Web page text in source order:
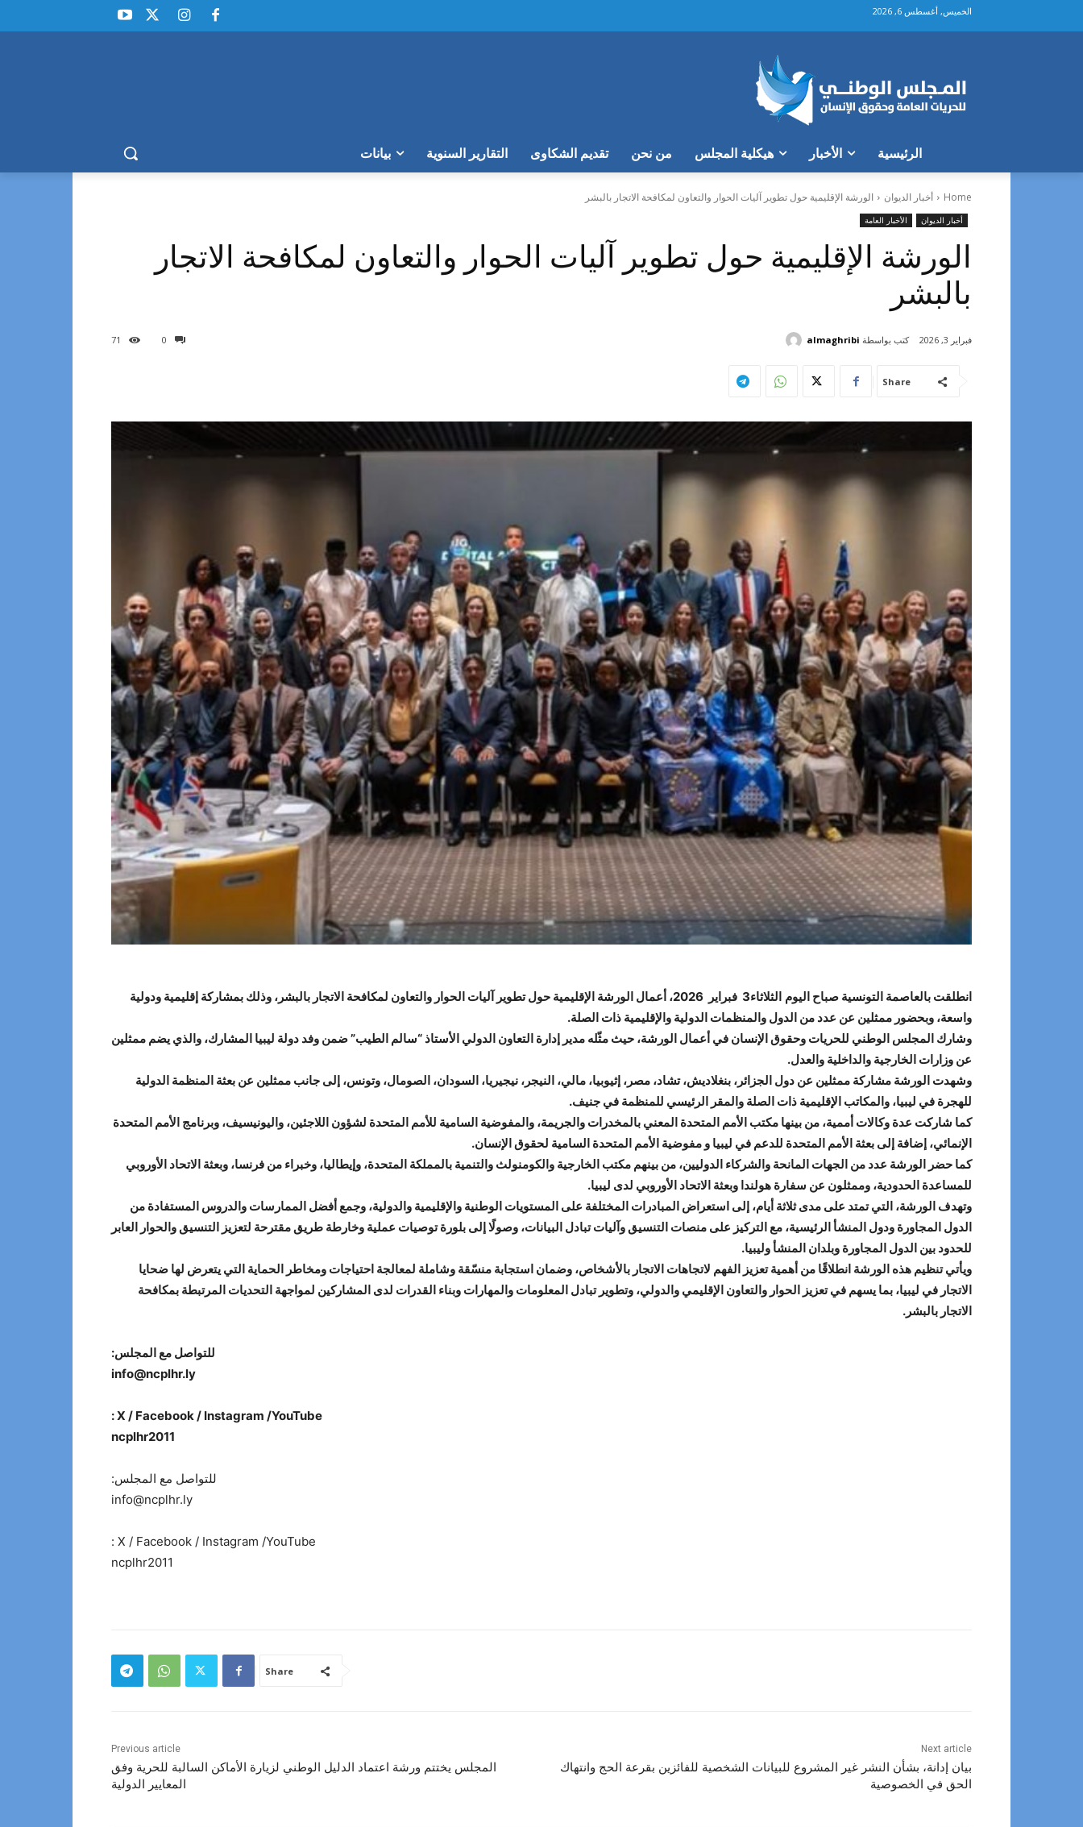
الخميس, أغسطس 6, 2026
الرئيسية الأخبار هيكلية المجلس من نحن تقديم الشكاوى التقارير السنوية بيانات
Home أخبار الديوان الورشة الإقليمية حول تطوير آليات الحوار والتعاون لمكافحة الاتجار بالبشر
أخبار الديوان الأخبار العامة
الورشة الإقليمية حول تطوير آليات الحوار والتعاون لمكافحة الاتجار
بالبشر
0
71 فبراير 3, 2026 كتب بواسطة almaghribi
Share
انطلقت بالعاصمة التونسية صباح اليوم
الثلاثاء3 فبراير 2026، أعمال الورشة الإقليمية حول تطوير آليات الحوار والتعاون لمكافحة الاتجار بالبشر، وذلك بمشاركة إقليمية ودولية
واسعة، وبحضور ممثلين عن عدد من الدول والمنظمات الدولية والإقليمية ذات الصلة.
وشارك المجلس الوطني للحريات وحقوق الإنسان في أعمال الورشة، حيث مثّله مدير إدارة التعاون الدولي الأستاذ “سالم الطيب” ضمن وفد دولة ليبيا المشارك، والذي يضم ممثلين
عن وزارات الخارجية والداخلية والعدل.
وشهدت الورشة مشاركة ممثلين عن دول الجزائر، بنغلاديش، تشاد، مصر، إثيوبيا، مالي، النيجر، نيجيريا، السودان، الصومال، وتونس، إلى جانب ممثلين عن بعثة المنظمة الدولية
للهجرة في ليبيا، والمكاتب الإقليمية ذات الصلة والمقر الرئيسي للمنظمة في جنيف.
كما شاركت عدة وكالات أممية، من بينها مكتب الأمم المتحدة المعني بالمخدرات والجريمة، والمفوضية السامية للأمم المتحدة لشؤون اللاجئين، واليونيسيف، وبرنامج الأمم المتحدة
الإنمائي، إضافة إلى بعثة الأمم المتحدة للدعم في ليبيا و مفوضية الأمم المتحدة السامية لحقوق الإنسان.
كما حضر الورشة عدد من الجهات المانحة والشركاء الدوليين، من بينهم مكتب الخارجية والكومنولث والتنمية بالمملكة المتحدة، وإيطاليا، وخبراء من فرنسا، وبعثة الاتحاد الأوروبي
للمساعدة الحدودية، وممثلون عن سفارة هولندا وبعثة الاتحاد الأوروبي لدى ليبيا.
وتهدف الورشة، التي تمتد على مدى ثلاثة أيام، إلى استعراض المبادرات المختلفة على المستويات الوطنية والإقليمية والدولية، وجمع أفضل الممارسات والدروس المستفادة من
الدول المجاورة ودول المنشأ الرئيسية، مع التركيز على منصات التنسيق وآليات تبادل البيانات، وصولًا إلى بلورة توصيات عملية وخارطة طريق مقترحة لتعزيز التنسيق والحوار العابر
للحدود بين الدول المجاورة وبلدان المنشأ وليبيا.
ويأتي تنظيم هذه الورشة انطلاقًا من أهمية تعزيز الفهم لاتجاهات الاتجار بالأشخاص، وضمان استجابة منسّقة وشاملة لمعالجة احتياجات ومخاطر الحماية التي يتعرض لها ضحايا
الاتجار في ليبيا، بما يسهم في تعزيز الحوار والتعاون الإقليمي والدولي، وتطوير تبادل المعلومات والمهارات وبناء القدرات لدى المشاركين لمواجهة التحديات المرتبطة بمكافحة
الاتجار بالبشر.
للتواصل مع المجلس:
info@ncplhr.ly
X / Facebook / Instagram /YouTube :
ncplhr2011
للتواصل مع المجلس:
info@ncplhr.ly
X / Facebook / Instagram /YouTube :
ncplhr2011
Share
Previous article
المجلس يختتم ورشة اعتماد الدليل الوطني لزيارة الأماكن السالبة للحرية وفق
المعايير الدولية
Next article
بيان إدانة، بشأن النشر غير المشروع للبيانات الشخصية للفائزين بقرعة الحج وانتهاك
الحق في الخصوصية